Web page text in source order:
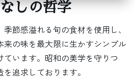
しの哲学
節感溢れる旬の食材を使用し、
来の味を最大限に生かすシンプル
います。昭和の美学を守りつ
追求しております。